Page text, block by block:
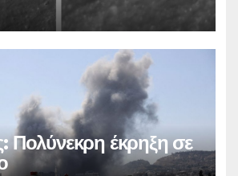
Πολύνεκρη έκρηξη σε